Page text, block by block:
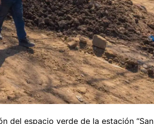
del espacio verde de la estación “San